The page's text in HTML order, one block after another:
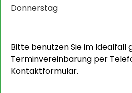
Donnerstag
Bitte benutzen Sie im Idealfall
Terminvereinbarung per
Kontaktformular.